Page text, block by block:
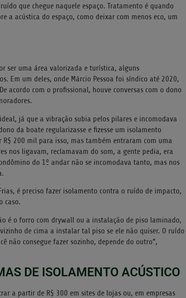
que chegue naquele espaço. Tratamento é quando
a acústica do espaço, como deixar com menos eco, um
ser uma área valorizada e turística, alguns
Em um deles, onde Márcio Pessoa foi síndico até 2020,
acordo com o profissional, houve conversas com o dono
já que a vibração subia pelos pilares e incomodava
da boate regularizasse e fizesse um isolamento
200 mil para isso, mas também entraram com uma
nos ligavam, reclamavam do som, a gente pedia, era
do 1º andar não se incomodava tanto, mas nos
é preciso fazer isolamento contra o ruído de impacto,
caso.
é o forro com drywall ou a instalação de piso laminado,
de cima a instalar tal piso se ele não quiser. O ruído
não consegue fazer sozinho, depende do outro”,
DE ISOLAMENTO ACÚSTICO
a partir de R$ 300 em sites de lojas ou, em empresas